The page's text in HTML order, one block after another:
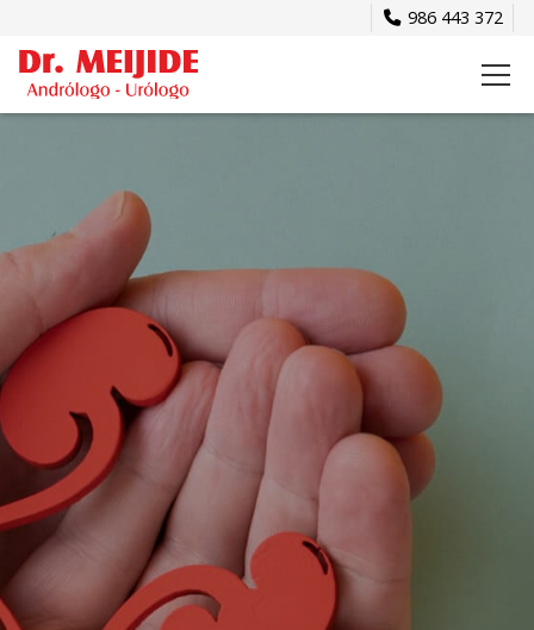
986 443 372